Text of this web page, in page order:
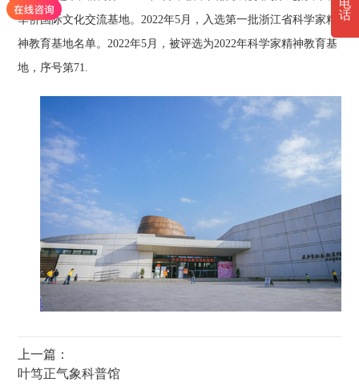
华侨国际文化交流基地。2022年5月，入选第一批浙江省科学家精
神教育基地名单。2022年5月，被评选为2022年科学家精神教育基
地，序号第71.
上一篇：
叶笃正气象科普馆
电
话